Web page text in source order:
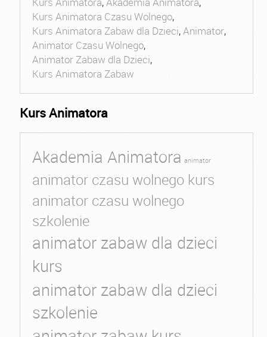
Kurs Animatora Czasu Wolnego,
Kurs Animatora Zabaw dla Dzieci,Animator,
Animator Czasu Wolnego,
Animator Zabaw dla Dzieci,
Kurs Animatora Zabaw
Kurs Animatora
Akademia Animatora animator
animator czasu wolnego kurs
animator czasu wolnego
szkolenie
animator zabaw dla dzieci
kurs
animator zabaw dla dzieci
szkolenie